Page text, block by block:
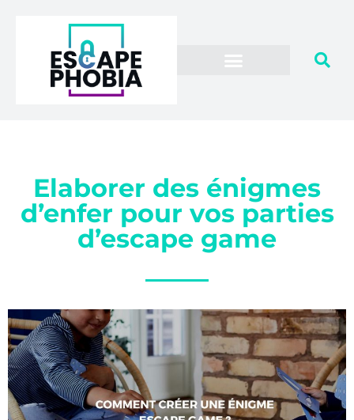
Elaborer des énigmes
d’enfer pour vos parties
d’escape game